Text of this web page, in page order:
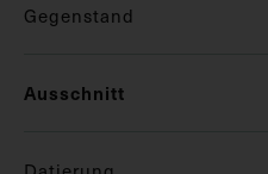
Gegenstand
Ausschnitt